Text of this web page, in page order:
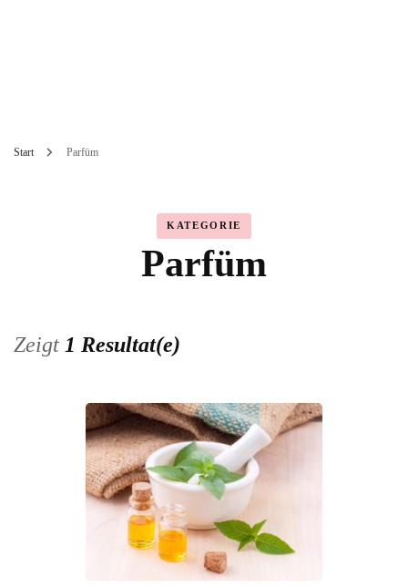
Start Parfüm
KATEGORIE
Parfüm
Zeigt 1 Resultat(e)